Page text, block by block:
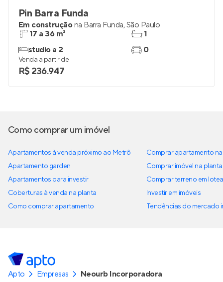
Pin Barra Funda
Em construçãona Barra Funda,São Paulo
17 a 36 m²
studio a 2
1
0
Venda a partir de
R$ 236.947
Como comprar um imóvel
Apartamentos à venda próximo ao Metrô
Apartamento garden
Apartamentos para investir
Coberturas à venda na planta
Como comprar apartamento
Comprar apartamento
Comprar imóvel na planta
Comprar terreno em
Investir em imóveis
Tendências do mercado
Apto Empresas Neourb Incorporadora